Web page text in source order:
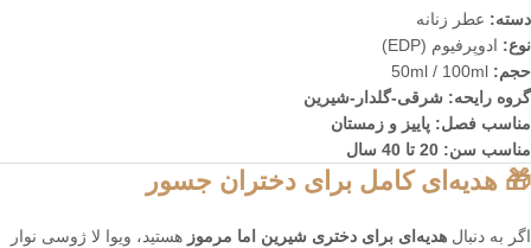
دسته: عطر زنانه
نوع: ادوپرفیوم (EDP)
حجم:
گروه رایحه: شرقی-گلدار-شیرین
مناسب فصل: پاییز و زمستان
مناسب سن: 20 تا 40 سال
🎁 هدیه‌ای کامل برای دختران جسور
اگر به دنبال هدیه‌ای برای دختری شیرین اما مرموز هستید، ویوا لا ژوسی نوار